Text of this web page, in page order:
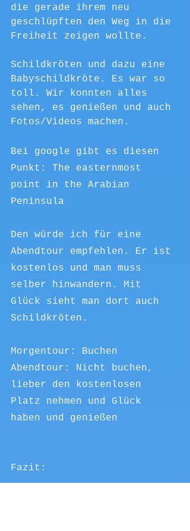
die gerade ihrem neu
geschlüpften den Weg in die
Freiheit zeigen wollte.
Schildkröten und dazu eine
Babyschildkröte. Es war so
toll. Wir konnten alles
sehen, es genießen und auch
Fotos/Videos machen.
Bei google gibt es diesen
Punkt: The easternmost
point in the Arabian
Peninsula
Den würde ich für eine
Abendtour empfehlen. Er ist
kostenlos und man muss
selber hinwandern. Mit
Glück sieht man dort auch
Schildkröten.
Morgentour: Buchen
Abendtour: Nicht buchen,
lieber den kostenlosen
Platz nehmen und Glück
haben und genießen
Fazit: